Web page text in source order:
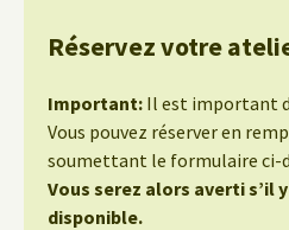
Réservez votre
Important: Il est important
Vous pouvez réserver en
soumettant le formulaire ci-
Vous serez alors averti s’il
disponible.